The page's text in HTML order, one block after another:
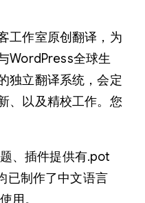
工作室原创翻译，为
WordPress全球生
独立翻译系统，会定
、以及精校工作。您
、插件提供有.pot
已制作了中文语言
用。